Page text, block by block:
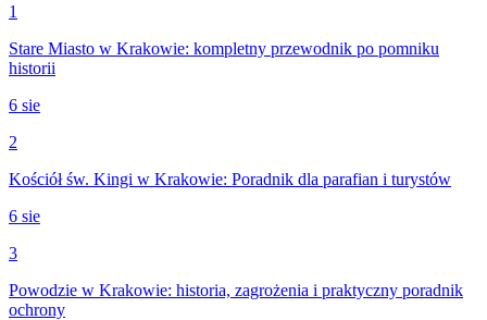
1
Stare Miasto w Krakowie: kompletny przewodnik po pomniku
historii
6 sie
2
Kościół św. Kingi w Krakowie: Poradnik dla parafian i turystów
6 sie
3
Powodzie w Krakowie: historia, zagrożenia i praktyczny poradnik
ochrony